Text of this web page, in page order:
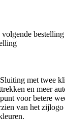
bestelling
met twee
en meer
voor betere
van het